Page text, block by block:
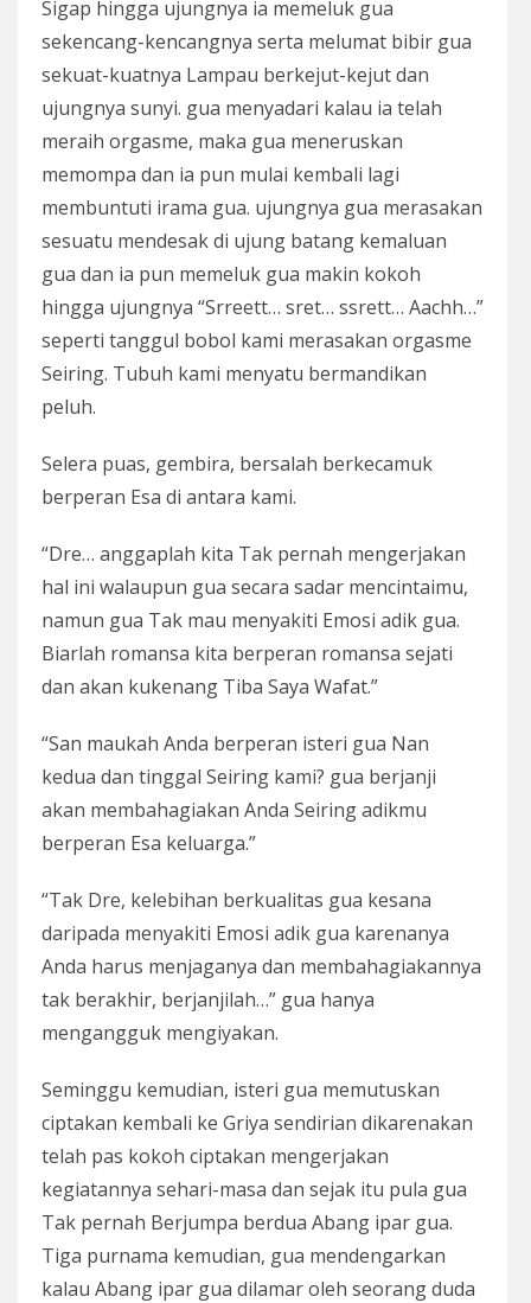
Sigap hingga ujungnya ia memeluk gua
sekencang-kencangnya serta melumat bibir gua
sekuat-kuatnya Lampau berkejut-kejut dan
ujungnya sunyi. gua menyadari kalau ia telah
meraih orgasme, maka gua meneruskan
memompa dan ia pun mulai kembali lagi
membuntuti irama gua. ujungnya gua merasakan
sesuatu mendesak di ujung batang kemaluan
gua dan ia pun memeluk gua makin kokoh
hingga ujungnya “Srreett… sret… ssrett… Aachh…”
seperti tanggul bobol kami merasakan orgasme
Seiring. Tubuh kami menyatu bermandikan
peluh.
Selera puas, gembira, bersalah berkecamuk
berperan Esa di antara kami.
“Dre… anggaplah kita Tak pernah mengerjakan
hal ini walaupun gua secara sadar mencintaimu,
namun gua Tak mau menyakiti Emosi adik gua.
Biarlah romansa kita berperan romansa sejati
dan akan kukenang Tiba Saya Wafat.”
“San maukah Anda berperan isteri gua Nan
kedua dan tinggal Seiring kami? gua berjanji
akan membahagiakan Anda Seiring adikmu
berperan Esa keluarga.”
“Tak Dre, kelebihan berkualitas gua kesana
daripada menyakiti Emosi adik gua karenanya
Anda harus menjaganya dan membahagiakannya
tak berakhir, berjanjilah…” gua hanya
mengangguk mengiyakan.
Seminggu kemudian, isteri gua memutuskan
ciptakan kembali ke Griya sendirian dikarenakan
telah pas kokoh ciptakan mengerjakan
kegiatannya sehari-masa dan sejak itu pula gua
Tak pernah Berjumpa berdua Abang ipar gua.
Tiga purnama kemudian, gua mendengarkan
kalau Abang ipar gua dilamar oleh seorang duda